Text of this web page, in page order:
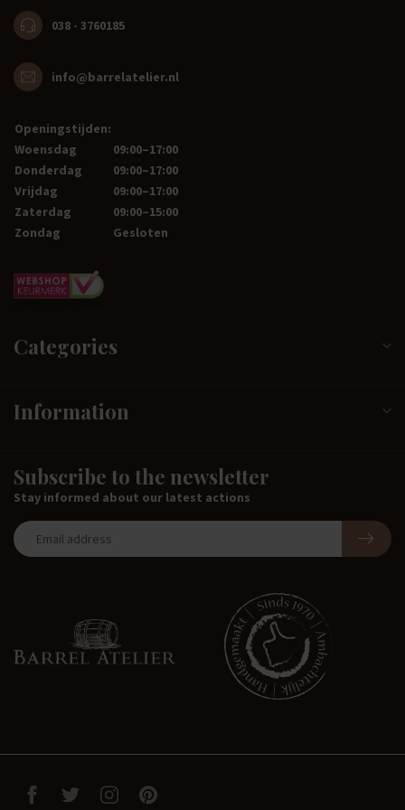
038 - 3760185
info@barrelatelier.nl
Openingstijden:
Woensdag
09:00–17:00
Donderdag
09:00–17:00
Vrijdag
09:00–17:00
Zaterdag
09:00–15:00
Zondag
Gesloten
Categories
Information
Subscribe to the newsletter
Stay informed about our latest actions